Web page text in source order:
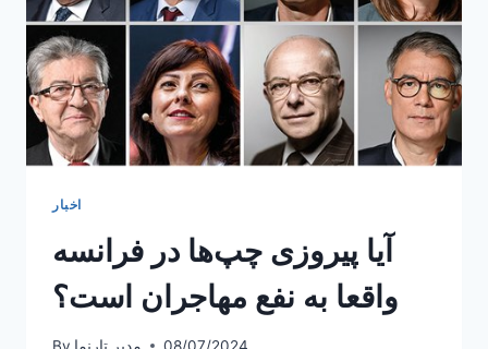
اخبار
آیا پیروزی چپ‌ها در فرانسه
واقعا به نفع مهاجران است؟
By مدیر تارنما 08/07/2024